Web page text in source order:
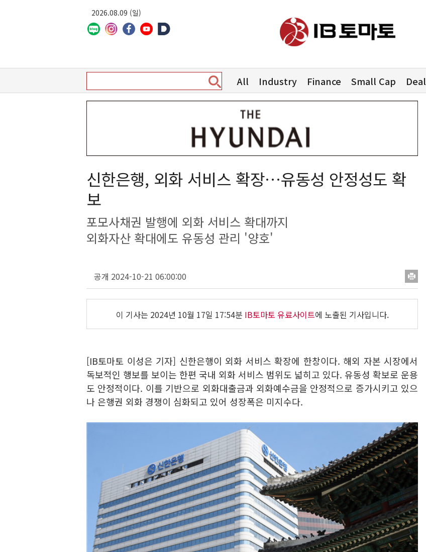
2026.08.09 (일)
All Industry Finance Small Cap Deal
신한은행, 외화 서비스 확장…유동성 안정성도 확
보
포모사채권 발행에 외화 서비스 확대까지
외화자산 확대에도 유동성 관리 '양호'
공개 2024-10-21 06:00:00
이 기사는 2024년 10월 17일 17:54분 IB토마토 유료사이트에 노출된 기사입니다.
[IB토마토 이성은 기자] 신한은행이 외화 서비스 확장에 한창이다. 해외 자본 시장에서
독보적인 행보를 보이는 한편 국내 외화 서비스 범위도 넓히고 있다. 유동성 확보로 운용
도 안정적이다. 이를 기반으로 외화대출금과 외화예수금을 안정적으로 증가시키고 있으
나 은행권 외화 경쟁이 심화되고 있어 성장폭은 미지수다.